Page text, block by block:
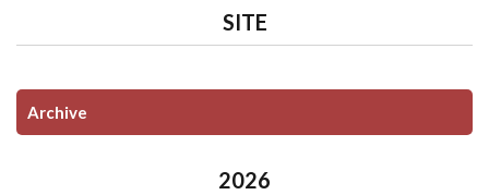
SITE
Archive
2026